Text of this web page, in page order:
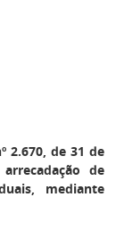
2.670, de 31 de
de
mediante